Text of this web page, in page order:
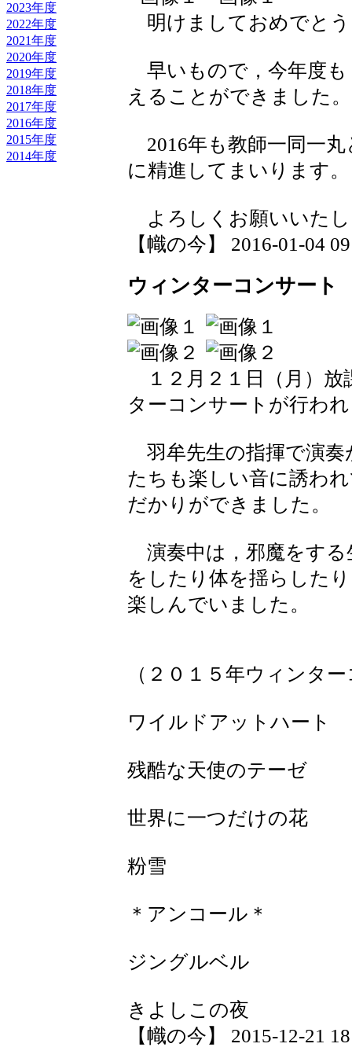
2023年度
2022年度
2021年度
2020年度
2019年度
2018年度
2017年度
2016年度
2015年度
2014年度
明けましておめでと
早いもので，今年度も
えることができました。
2016年も教師一同一
に精進してまいります。
よろしくお願いいた
【幟の今】 2016-01-04
ウィンターコンサート
１２月２１日（月）放
ターコンサートが行わ
羽牟先生の指揮で演奏
たちも楽しい音に誘わ
だかりができました。
演奏中は，邪魔をする
をしたり体を揺らした
楽しんでいました。
（２０１５年ウィンタ
ワイルドアットハート
残酷な天使のテーゼ
世界に一つだけの花
粉雪
＊アンコール＊
ジングルベル
きよしこの夜
【幟の今】 2015-12-21